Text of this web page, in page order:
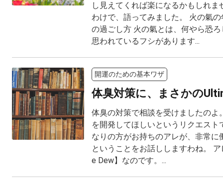
し見えてくれば楽になるかもしれま
わけで、語ってみました。 火の氣
の過ごし方 火の氣とは、何やら恐
思われているフシがあります...
開運のための基本ワザ
体臭対策に、まさかの
体臭の対策で相談を受けましたのよ
を開発してほしいというリクエスト
なりの方がお持ちのアレが、非常に
ということをお話ししますわね。
e Dew】なのです。...